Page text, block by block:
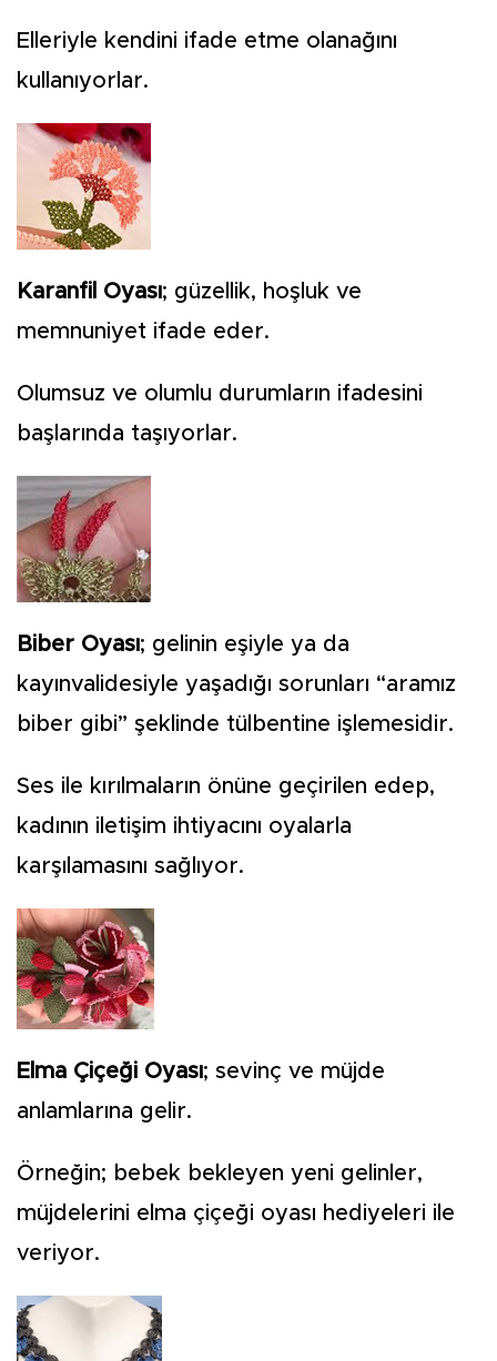
Elleriyle kendini ifade etme olanağını
kullanıyorlar.
Karanfil Oyası; güzellik, hoşluk ve
memnuniyet ifade eder.
Olumsuz ve olumlu durumların ifadesini
başlarında taşıyorlar.
Biber Oyası; gelinin eşiyle ya da
kayınvalidesiyle yaşadığı sorunları “aramız
biber gibi” şeklinde tülbentine işlemesidir.
Ses ile kırılmaların önüne geçirilen edep,
kadının iletişim ihtiyacını oyalarla
karşılamasını sağlıyor.
Elma Çiçeği Oyası; sevinç ve müjde
anlamlarına gelir.
Örneğin; bebek bekleyen yeni gelinler,
müjdelerini elma çiçeği oyası hediyeleri ile
veriyor.